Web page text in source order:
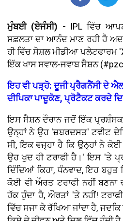
ਮੁੰਬਈ (ਏਜੰਸੀ) - IPL ਵਿੱਚ
ਸਫ਼ਲਤਾ ਦਾ ਆਨੰਦ ਮਾਣ ਰਹੀ ਹੈ
ਹੀ ਵਿੱਚ ਸੋਸ਼ਲ ਮੀਡੀਆ
ਇੱਕ ਖਾਸ ਸਵਾਲ-ਜਵਾਬ ਸੈਸ਼ਨ
ਇਹ ਵੀ ਪੜ੍ਹੋ: ਦੂਜੀ ਪ੍ਰੈਗਨੈਂਸੀ ਦੇ
ਦੀਪਿਕਾ ਪਾਦੂਕੋਣ, ਪ੍ਰੋਟੈਕਟ ਕਰਦੇ
ਇਸ ਸੈਸ਼ਨ ਦੌਰਾਨ ਜਦੋਂ ਇੱਕ ਪ੍ਰਸ਼ੰਸਕ
ਉਨ੍ਹਾਂ ਨੇ ਉਹ 'ਜ਼ਬਰਦਸਤ' ਟਵੀਟ
ਸੀ, ਇਕ ਵਜ੍ਹਾ ਹੈ ਕਿ ਉਨ੍ਹਾਂ ਨੇ ਕੋਈ
ਉਹ ਖੁਦ ਹੀ ਟਰਾਫੀ ਹੈ।' ਇਸ 'ਤੇ
ਦਿੰਦਿਆਂ ਕਿਹਾ, ਧੰਨਵਾਦ, ਇਹ ਬਹੁਤ
ਕੋਈ ਵੀ ਔਰਤ ਟਰਾਫੀ ਨਹੀਂ ਬਣਨਾ
ਹੱਕ ਹੁੰਦਾ ਹੈ, ਔਰਤਾਂ 'ਤੇ ਨਹੀਂ!
ਵਿੱਚ ਸਜਾ ਕੇ ਰੱਖਿਆ ਜਾਂਦਾ ਹੈ,